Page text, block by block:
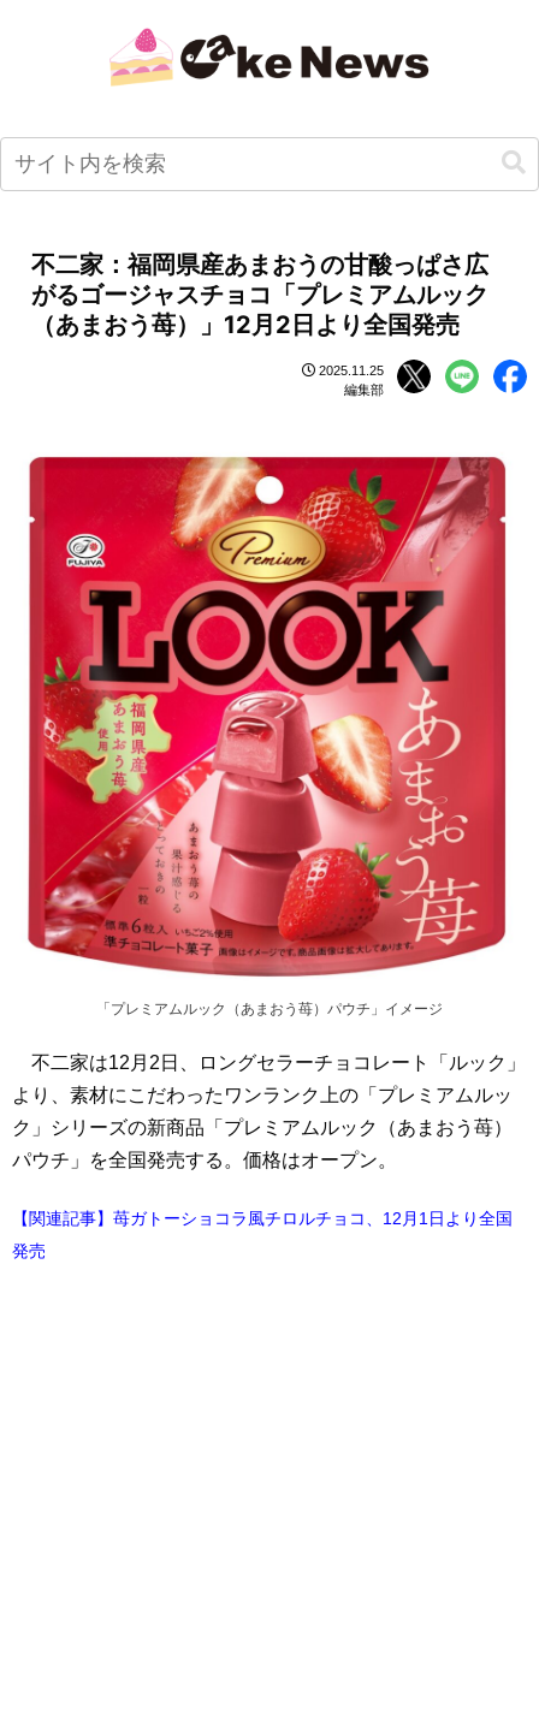
不二家：福岡県産あまおうの甘酸っぱさ広
がるゴージャスチョコ「プレミアムルック
（あまおう苺）」12月2日より全国発売
2025.11.25
編集部
「プレミアムルック（あまおう苺）パウチ」イメージ
不二家は12月2日、ロングセラーチョコレート「ルック」
より、素材にこだわったワンランク上の「プレミアムルッ
ク」シリーズの新商品「プレミアムルック（あまおう苺）
パウチ」を全国発売する。価格はオープン。
【関連記事】苺ガトーショコラ風チロルチョコ、12月1日より全国
発売